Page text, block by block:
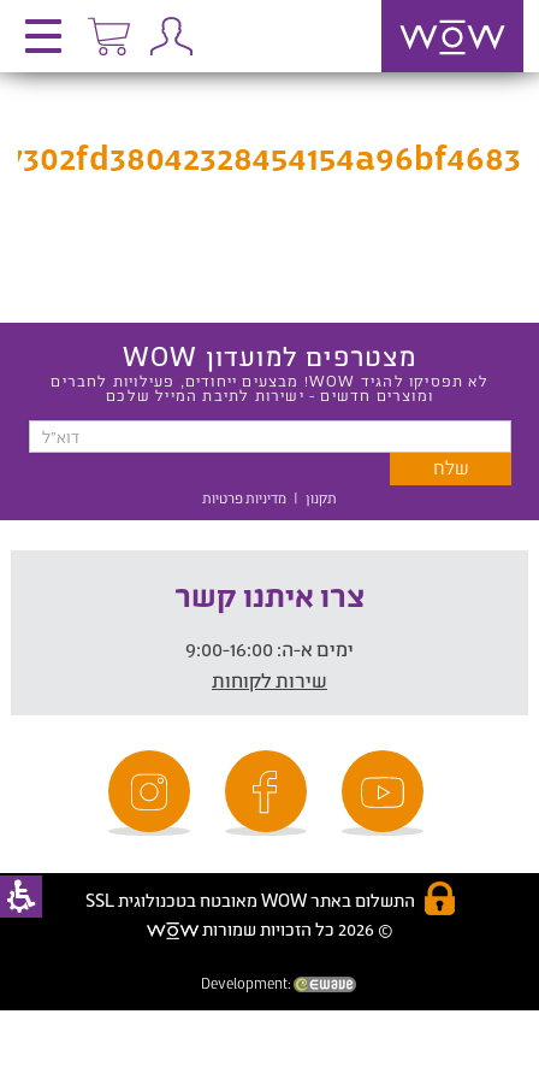
מצטרפים למועדון WOW
לא תפסיקו להגיד WOW! מבצעים ייחודים, פעילויות לחברים
ומוצרים חדשים - ישירות לתיבת המייל שלכם
תקנון | מדיניות פרטיות
צרו איתנו קשר
ימים א-ה:
שירות לקוחות
התשלום באתר WOW מאובטח בטכנולוגית SSL
© 2026 כל הזכויות שמורות
Development: